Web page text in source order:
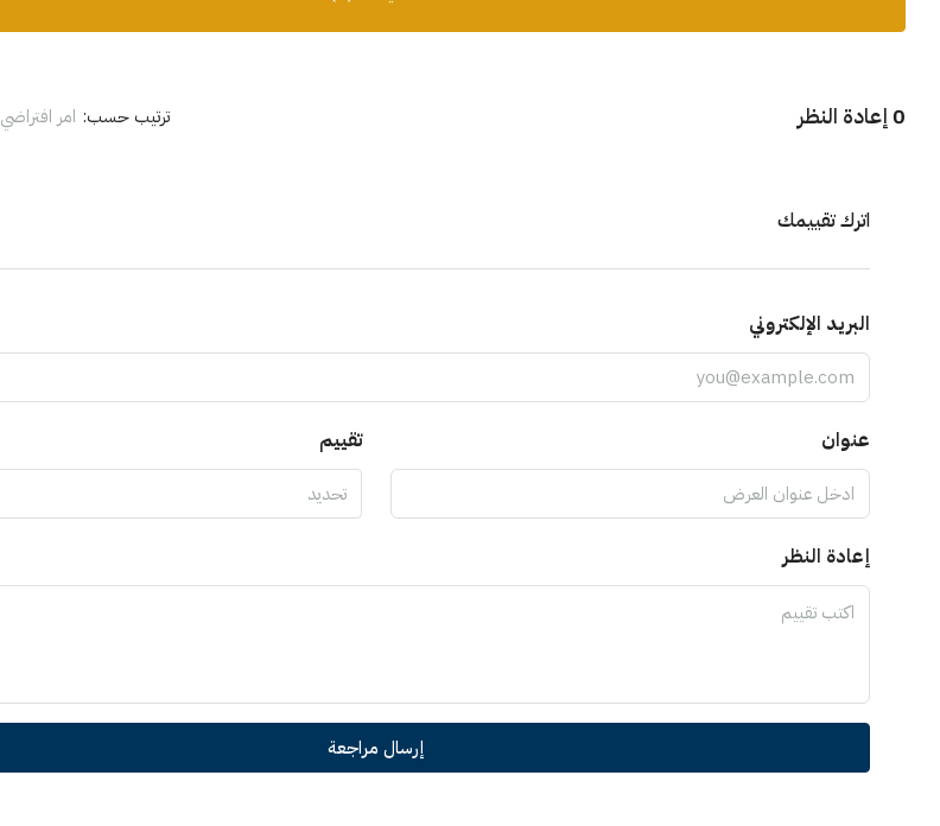
0 إعادة النظر ترتيب حسب: امر افتراضي
اترك تقييمك
البريد الإلكتروني
عنوان تقييم
تحديد
إعادة النظر
إرسال مراجعة